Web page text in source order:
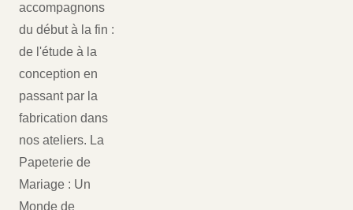
accompagnons
du début à la fin :
de l'étude à la
conception en
passant par la
fabrication dans
nos ateliers. La
Papeterie de
Mariage : Un
Monde de